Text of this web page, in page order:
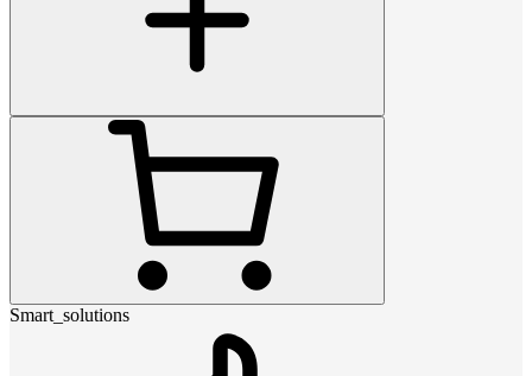
Smart_solutions